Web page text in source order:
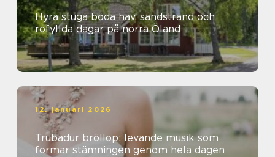
Hyra stuga böda hav, sandstrand och
rofyllda dagar på norra Öland
12. januari 2026
Trubadur bröllop: levande musik som
formar stämningen genom hela dagen